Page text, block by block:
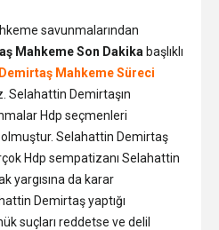
savunmalarından
Mahkeme Son Dakika başlıklı
Mahkeme Süreci
Selahattin Demirtaşın
Hdp seçmenleri
Selahattin Demirtaş
Hdp sempatizanı Selahattin
yargısına da karar
Demirtaş yaptığı
suçları reddetse ve delil